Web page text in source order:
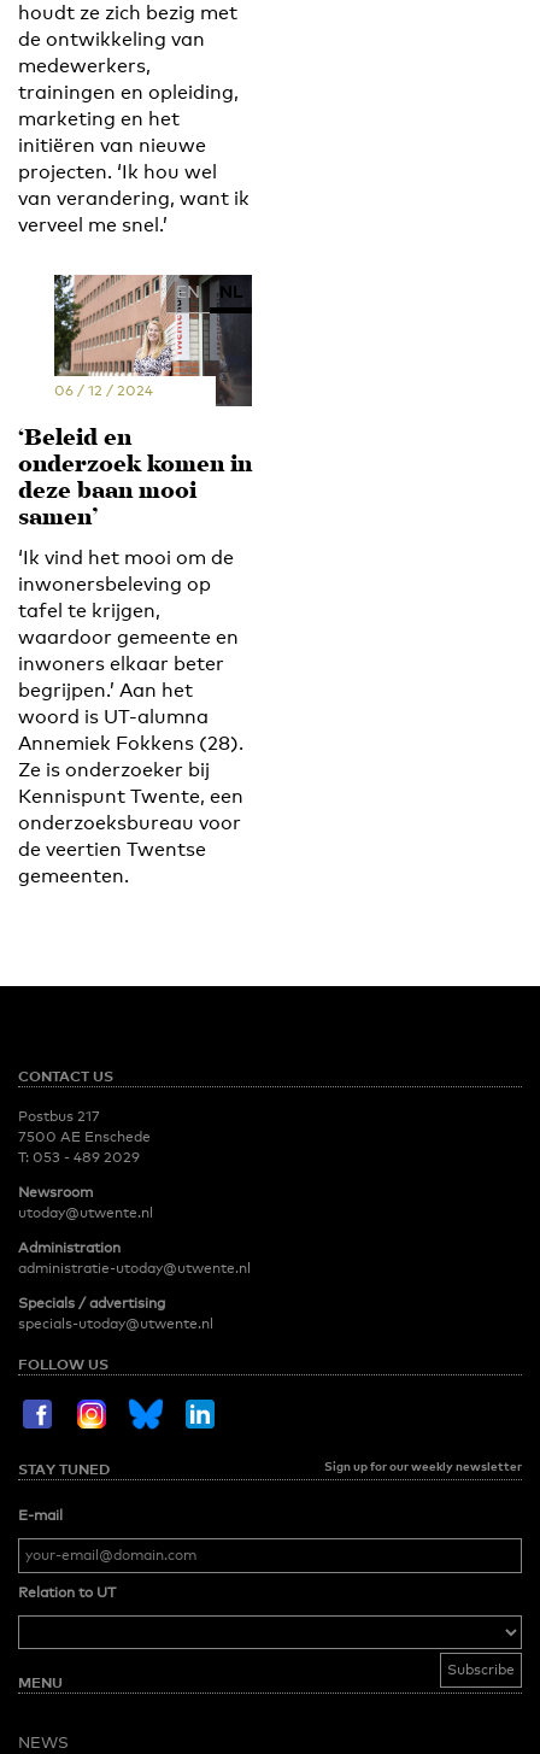
houdt ze zich bezig met
de ontwikkeling van
medewerkers,
trainingen en opleiding,
marketing en het
initiëren van nieuwe
projecten. ‘Ik hou wel
van verandering, want ik
verveel me snel.’
EN NL
06 / 12 / 2024
‘Beleid en
onderzoek komen in
deze baan mooi
samen’
‘Ik vind het mooi om de
inwonersbeleving op
tafel te krijgen,
waardoor gemeente en
inwoners elkaar beter
begrijpen.’ Aan het
woord is UT-alumna
Annemiek Fokkens (28).
Ze is onderzoeker bij
Kennispunt Twente, een
onderzoeksbureau voor
de veertien Twentse
gemeenten.
CONTACT US
Postbus 217
7500 AE Enschede
T: 053 - 489 2029
Newsroom
utoday@utwente.nl
Administration
administratie-utoday@utwente.nl
Specials / advertising
specials-utoday@utwente.nl
FOLLOW US
STAY TUNED Sign up for our weekly newsletter
E-mail
Relation to UT
MENU
NEWS